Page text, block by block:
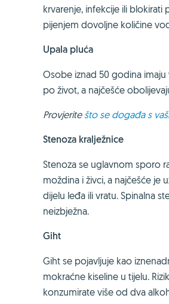
krvarenje, infekcije ili
pijenjem dovoljne količine
Upala pluća
Osobe iznad 50 godina
po život, a najčešće
Provjerite što se događa s
Stenoza kralježnice
Stenoza se uglavnom sporo
moždina i živci, a najčešće
dijelu leđa ili vratu. Spinalna
neizbježna.
Giht
Giht se pojavljuje kao
mokraćne kiseline u tijelu.
konzumirate više od dva